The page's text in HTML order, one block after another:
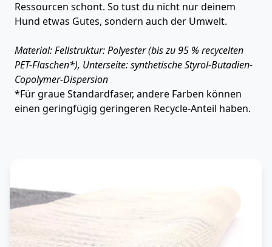
Ressourcen schont. So tust du nicht nur deinem
Hund etwas Gutes, sondern auch der Umwelt.
Material: Fellstruktur: Polyester (bis zu 95 % recycelten
PET-Flaschen*), Unterseite: synthetische Styrol-Butadien-
Copolymer-Dispersion
*Für graue Standardfaser, andere Farben können
einen geringfügig geringeren Recycle-Anteil haben.